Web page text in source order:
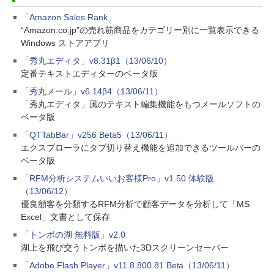
「Amazon Sales Rank」
“Amazon.co.jp”の売れ筋商品をカテゴリー別に一覧表示できる
Windows ストアアプリ
「秀丸エディタ」v8.31β1（13/06/10）
定番テキストエディターのベータ版
「秀丸メール」v6.14β4（13/06/11）
「秀丸エディタ」風のテキスト編集機能をもつメールソフトの
ベータ版
「QTTabBar」v256 Beta5（13/06/11）
エクスプローラにタブ切り替え機能を追加できるツールバーの
ベータ版
「RFM分析システムいいお客様Pro」v1.50 体験版
（13/06/12）
優良顧客を分類するRFM分析で顧客データを分析して「MS
Excel」文書として保存
「トンボの湖 無料版」v2.0
湖上を飛び交うトンボを描いた3Dスクリーンセーバー
「Adobe Flash Player」v11.8.800.81 Beta（13/06/11）